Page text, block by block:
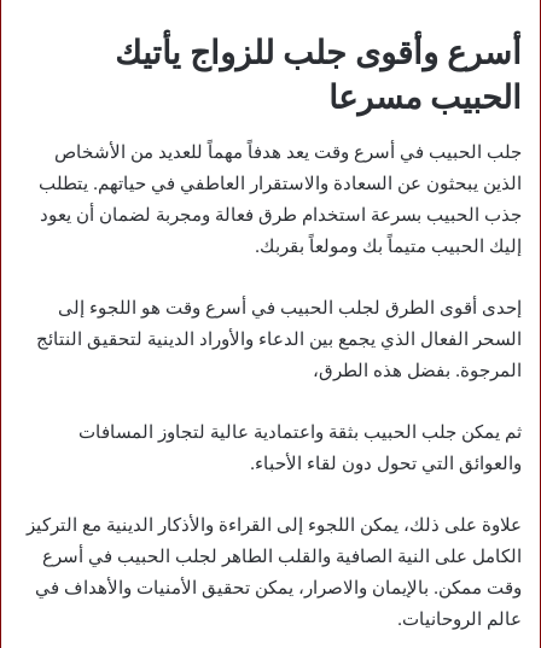
أسرع وأقوى جلب للزواج يأتيك
الحبيب مسرعا
جلب الحبيب في أسرع وقت يعد هدفاً مهماً للعديد من الأشخاص
الذين يبحثون عن السعادة والاستقرار العاطفي في حياتهم. يتطلب
جذب الحبيب بسرعة استخدام طرق فعالة ومجربة لضمان أن يعود
إليك الحبيب متيماً بك ومولعاً بقربك.
إحدى أقوى الطرق لجلب الحبيب في أسرع وقت هو اللجوء إلى
السحر الفعال الذي يجمع بين الدعاء والأوراد الدينية لتحقيق النتائج
المرجوة. بفضل هذه الطرق،
ثم يمكن جلب الحبيب بثقة واعتمادية عالية لتجاوز المسافات
والعوائق التي تحول دون لقاء الأحباء.
علاوة على ذلك، يمكن اللجوء إلى القراءة والأذكار الدينية مع التركيز
الكامل على النية الصافية والقلب الطاهر لجلب الحبيب في أسرع
وقت ممكن. بالإيمان والاصرار، يمكن تحقيق الأمنيات والأهداف في
عالم الروحانيات.